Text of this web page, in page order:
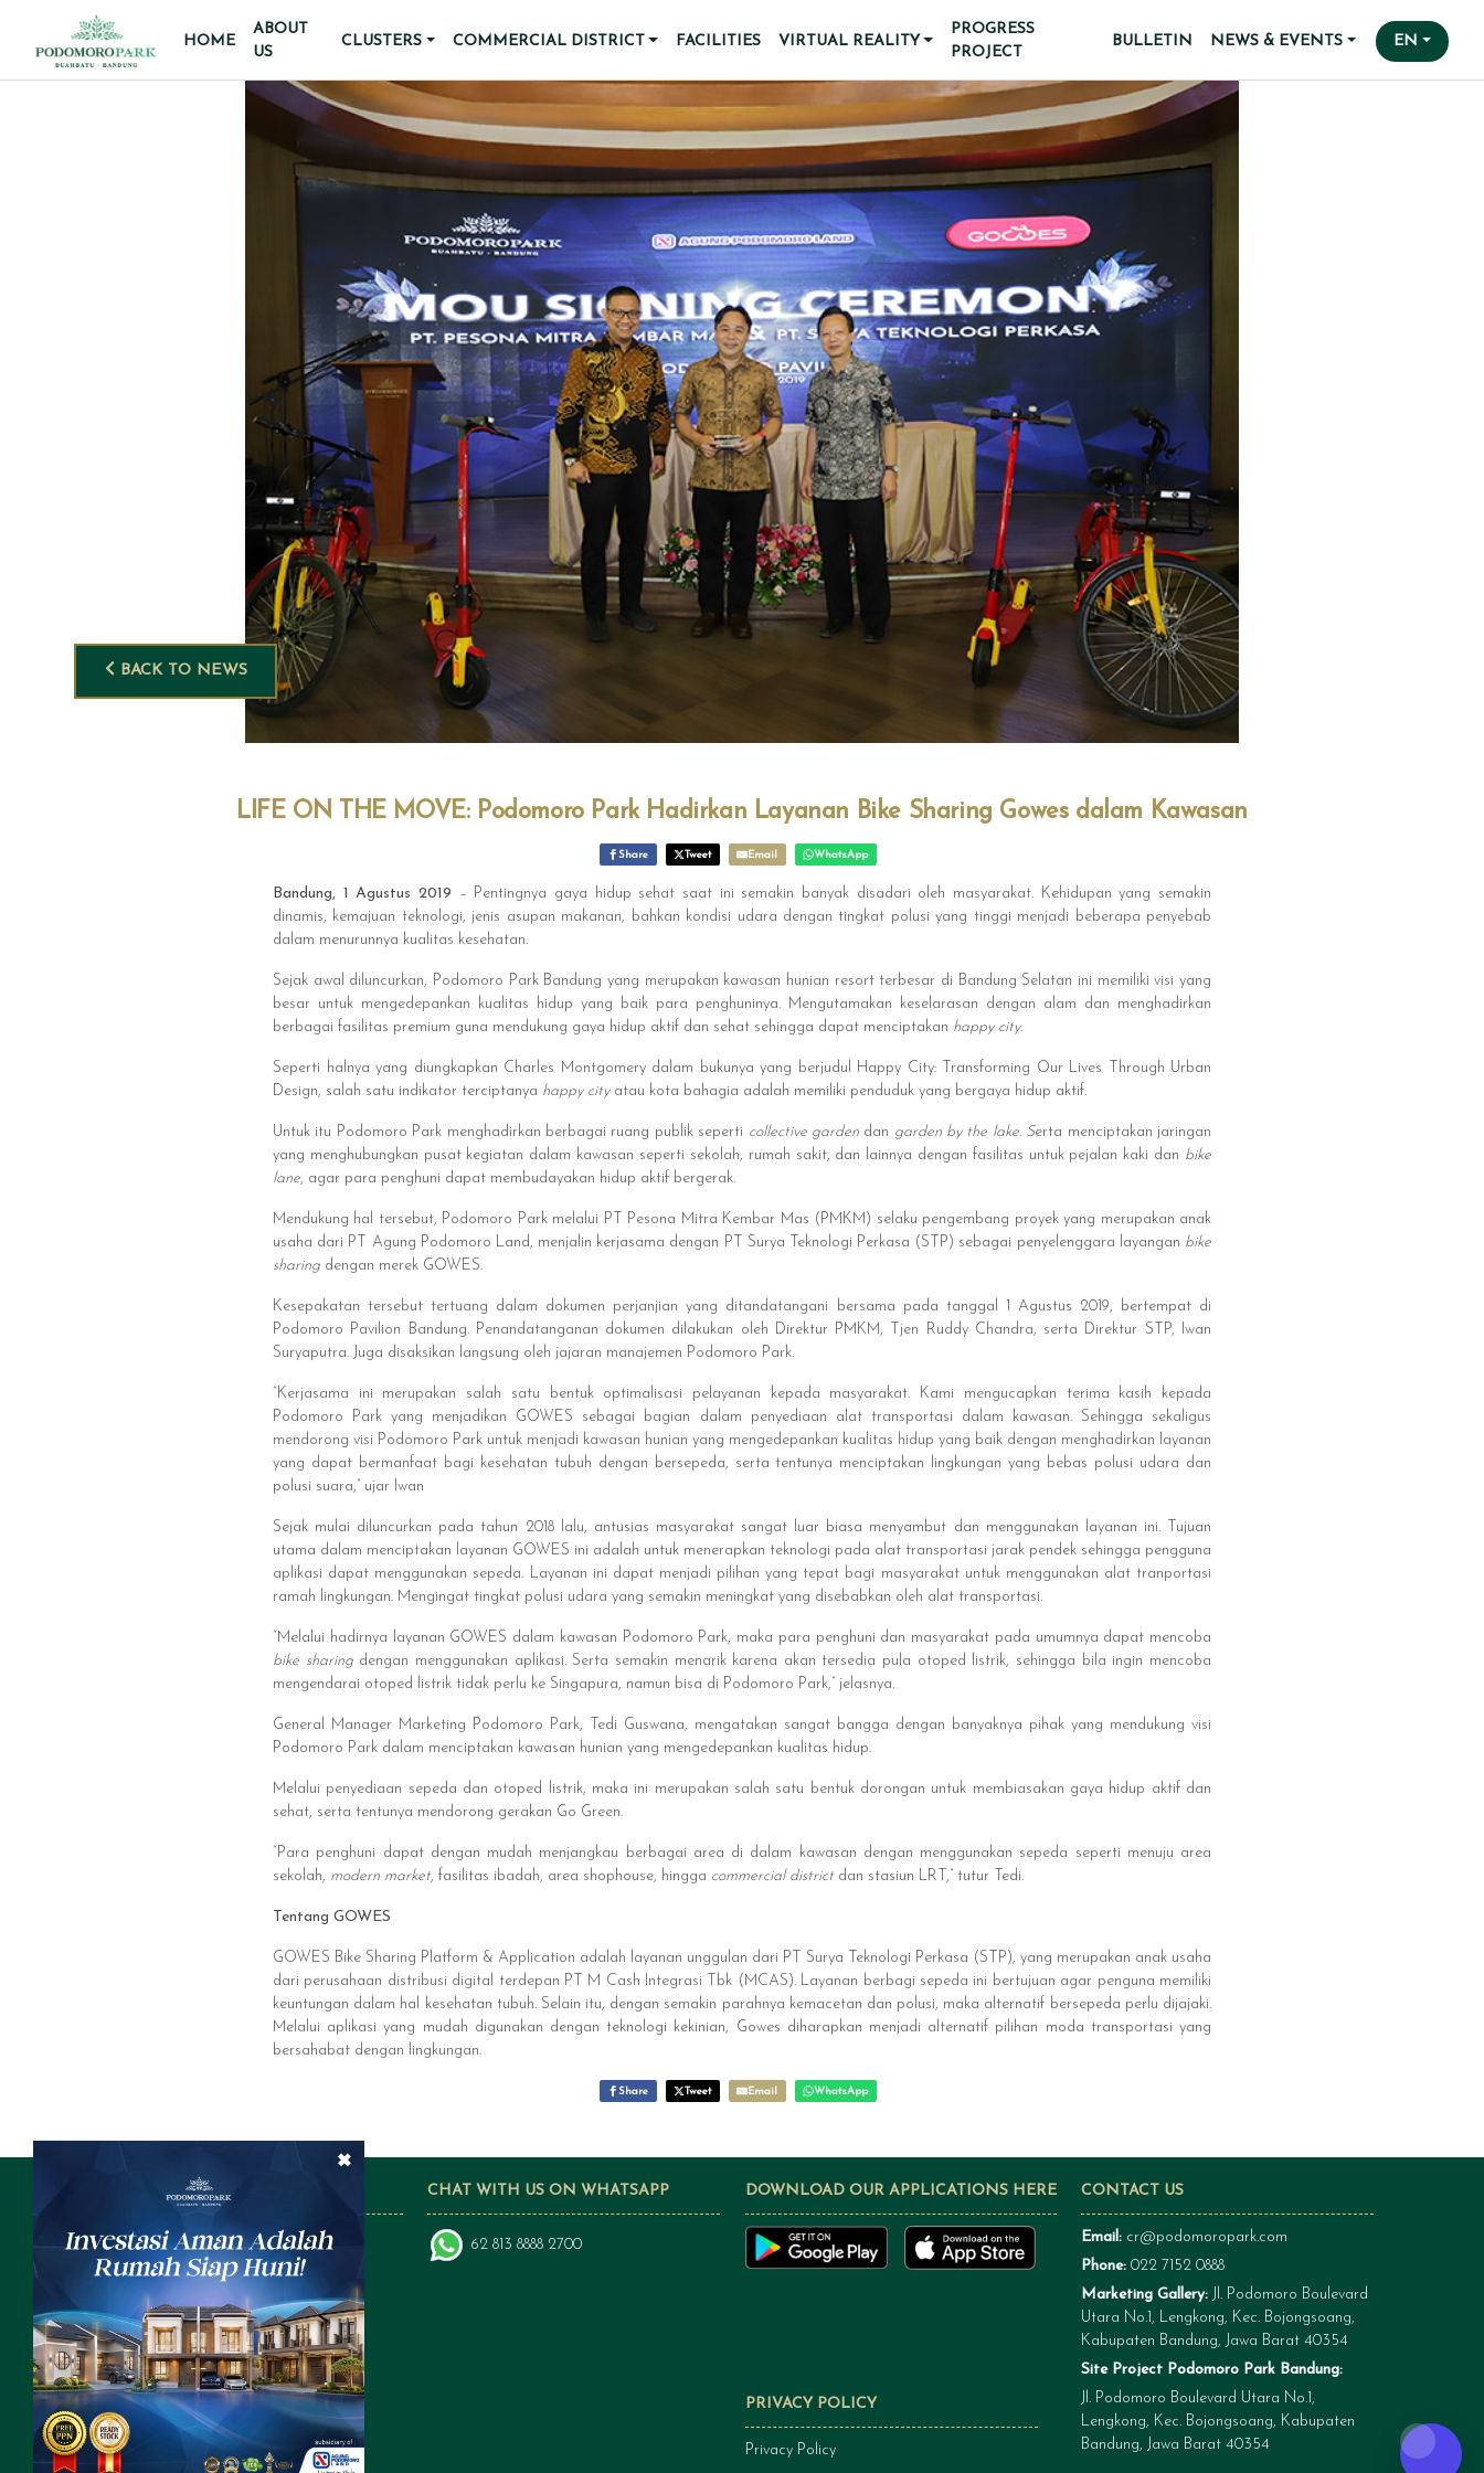
HOME
ABOUT
US
CLUSTERS COMMERCIAL DISTRICT FACILITIES VIRTUAL REALITY
PROGRESS
PROJECT
BULLETIN NEWS & EVENTS EN
BACK TO NEWS
LIFE ON THE MOVE: Podomoro Park Hadirkan Layanan Bike Sharing Gowes dalam Kawasan
Share Tweet Email WhatsApp
Bandung, 1 Agustus 2019 – Pentingnya gaya hidup sehat saat ini semakin banyak disadari oleh masyarakat. Kehidupan yang semakin
dinamis, kemajuan teknologi, jenis asupan makanan, bahkan kondisi udara dengan tingkat polusi yang tinggi menjadi beberapa penyebab
dalam menurunnya kualitas kesehatan.
Sejak awal diluncurkan, Podomoro Park Bandung yang merupakan kawasan hunian resort terbesar di Bandung Selatan ini memiliki visi yang
besar untuk mengedepankan kualitas hidup yang baik para penghuninya. Mengutamakan keselarasan dengan alam dan menghadirkan
berbagai fasilitas premium guna mendukung gaya hidup aktif dan sehat sehingga dapat menciptakan happy city.
Seperti halnya yang diungkapkan Charles Montgomery dalam bukunya yang berjudul Happy City: Transforming Our Lives Through Urban
Design, salah satu indikator terciptanya happy cityatau kota bahagia adalah memiliki penduduk yang bergaya hidup aktif.
Untuk itu Podomoro Park menghadirkan berbagai ruang publik seperti collective gardendan garden by the lake. Serta menciptakan jaringan
yang menghubungkan pusat kegiatan dalam kawasan seperti sekolah, rumah sakit, dan lainnya dengan fasilitas untuk pejalan kaki dan bike
lane, agar para penghuni dapat membudayakan hidup aktif bergerak.
Mendukung hal tersebut, Podomoro Park melalui PT Pesona Mitra Kembar Mas (PMKM) selaku pengembang proyek yang merupakan anak
usaha dari PT Agung Podomoro Land, menjalin kerjasama dengan PT Surya Teknologi Perkasa (STP) sebagai penyelenggara layangan bike
sharing dengan merek GOWES.
Kesepakatan tersebut tertuang dalam dokumen perjanjian yang ditandatangani bersama pada tanggal 1 Agustus 2019, bertempat di
Podomoro Pavilion Bandung. Penandatanganan dokumen dilakukan oleh Direktur PMKM, Tjen Ruddy Chandra, serta Direktur STP, Iwan
Suryaputra. Juga disaksikan langsung oleh jajaran manajemen Podomoro Park.
“Kerjasama ini merupakan salah satu bentuk optimalisasi pelayanan kepada masyarakat. Kami mengucapkan terima kasih kepada
Podomoro Park yang menjadikan GOWES sebagai bagian dalam penyediaan alat transportasi dalam kawasan. Sehingga sekaligus
mendorong visi Podomoro Park untuk menjadi kawasan hunian yang mengedepankan kualitas hidup yang baik dengan menghadirkan layanan
yang dapat bermanfaat bagi kesehatan tubuh dengan bersepeda, serta tentunya menciptakan lingkungan yang bebas polusi udara dan
polusi suara,” ujar Iwan
Sejak mulai diluncurkan pada tahun 2018 lalu, antusias masyarakat sangat luar biasa menyambut dan menggunakan layanan ini. Tujuan
utama dalam menciptakan layanan GOWES ini adalah untuk menerapkan teknologi pada alat transportasi jarak pendek sehingga pengguna
aplikasi dapat menggunakan sepeda. Layanan ini dapat menjadi pilihan yang tepat bagi masyarakat untuk menggunakan alat tranportasi
ramah lingkungan. Mengingat tingkat polusi udara yang semakin meningkat yang disebabkan oleh alat transportasi.
“Melalui hadirnya layanan GOWES dalam kawasan Podomoro Park, maka para penghuni dan masyarakat pada umumnya dapat mencoba
bike sharingdengan menggunakan aplikasi. Serta semakin menarik karena akan tersedia pula otoped listrik, sehingga bila ingin mencoba
mengendarai otoped listrik tidak perlu ke Singapura, namun bisa di Podomoro Park,” jelasnya.
General Manager Marketing Podomoro Park, Tedi Guswana, mengatakan sangat bangga dengan banyaknya pihak yang mendukung visi
Podomoro Park dalam menciptakan kawasan hunian yang mengedepankan kualitas hidup.
Melalui penyediaan sepeda dan otoped listrik, maka ini merupakan salah satu bentuk dorongan untuk membiasakan gaya hidup aktif dan
sehat, serta tentunya mendorong gerakan Go Green.
“Para penghuni dapat dengan mudah menjangkau berbagai area di dalam kawasan dengan menggunakan sepeda seperti menuju area
sekolah, modern market, fasilitas ibadah, area shophouse, hingga commercial districtdan stasiun LRT,” tutur Tedi.
Tentang GOWES
GOWES Bike Sharing Platform & Application adalah layanan unggulan dari PT Surya Teknologi Perkasa (STP), yang merupakan anak usaha
dari perusahaan distribusi digital terdepan PT M Cash Integrasi Tbk (MCAS). Layanan berbagi sepeda ini bertujuan agar penguna memiliki
keuntungan dalam hal kesehatan tubuh. Selain itu, dengan semakin parahnya kemacetan dan polusi, maka alternatif bersepeda perlu dijajaki.
Melalui aplikasi yang mudah digunakan dengan teknologi kekinian, Gowes diharapkan menjadi alternatif pilihan moda transportasi yang
bersahabat dengan lingkungan.
Share Tweet Email WhatsApp
×
FOLLOW US ON SOCIAL MEDIA
a subsidiary of:
CHAT WITH US ON WHATSAPP
62 813 8888 2700
DOWNLOAD OUR APPLICATIONS HERE
PRIVACY POLICY
Privacy Policy
CONTACT US
Email: cr@podomoropark.com
Phone: 022 7152 0888
Marketing Gallery:Jl. Podomoro Boulevard
Utara No.1, Lengkong, Kec. Bojongsoang,
Kabupaten Bandung, Jawa Barat 40354
Site Project Podomoro Park Bandung:
Jl. Podomoro Boulevard Utara No.1,
Lengkong, Kec. Bojongsoang, Kabupaten
Bandung, Jawa Barat 40354